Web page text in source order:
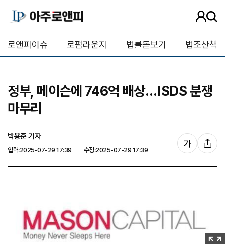
사
자
정
검
버
튼
로앤피이슈 로펌라운지 법률돋보기 법조산책
정부, 메이슨에 746억 배상…ISDS 분쟁
마무리
박용준 기자
입력:2025-07-29 17:39 수정:2025-07-29 17:39
가글
자
크
기
사
공
이